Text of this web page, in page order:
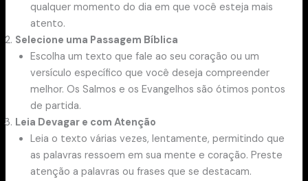
qualquer momento do dia em que você esteja mais
atento.
Selecione uma Passagem Bíblica
Escolha um texto que fale ao seu coração ou um
versículo específico que você deseja compreender
melhor. Os Salmos e os Evangelhos são ótimos pontos
de partida.
Leia Devagar e com Atenção
Leia o texto várias vezes, lentamente, permitindo que
as palavras ressoem em sua mente e coração. Preste
atenção a palavras ou frases que se destacam.